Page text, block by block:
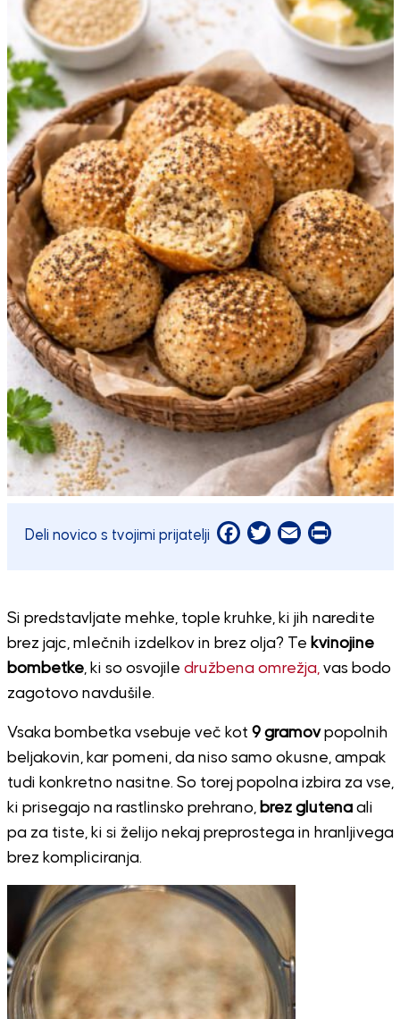
Deli novico s tvojimi prijatelji Facebook
Twitter
EmailPrint
Si predstavljate mehke, tople kruhke, ki jih naredite
brez jajc, mlečnih izdelkov in brez olja? Te kvinojine
bombetke, ki so osvojile družbena omrežja,vas bodo
zagotovo navdušile.
Vsaka bombetka vsebuje več kot 9 gramovpopolnih
beljakovin, kar pomeni, da niso samo okusne, ampak
tudi konkretno nasitne. So torej popolna izbira za vse,
ki prisegajo na rastlinsko prehrano, brez glutenaali
pa za tiste, ki si želijo nekaj preprostega in hranljivega
brez kompliciranja.